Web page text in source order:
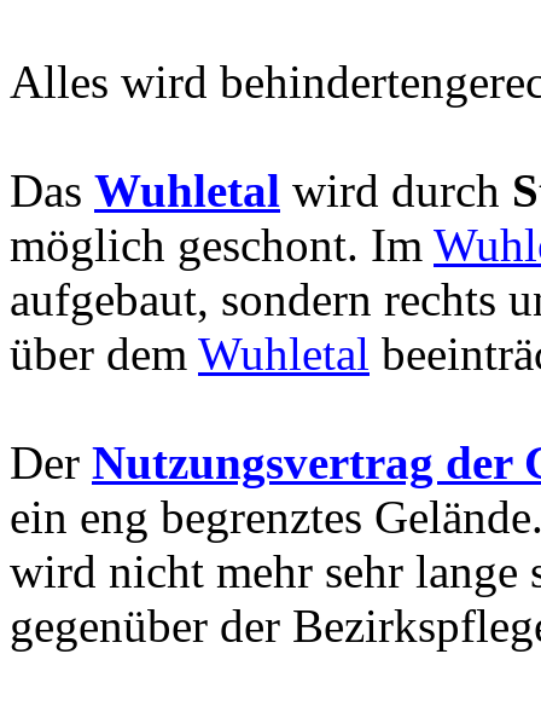
Alles wird
Das Wuhletal wird durch
möglich geschont. Im
aufgebaut, sondern rechts
über dem Wuhletal
Der Nutzungsvertrag der
ein eng begrenztes
wird nicht mehr sehr
gegenüber der